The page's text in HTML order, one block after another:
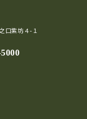
口紫坊４-１